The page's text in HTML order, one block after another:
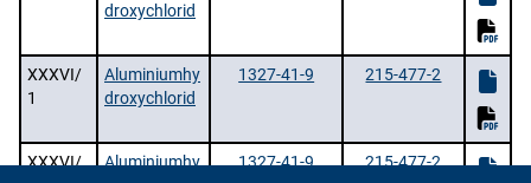
droxychlorid
XXXVI/
1
Aluminiumhy
droxychlorid
1327-41-9 215-477-2
XXXVI/
Aluminiumhy
1327-41-9 215-477-2